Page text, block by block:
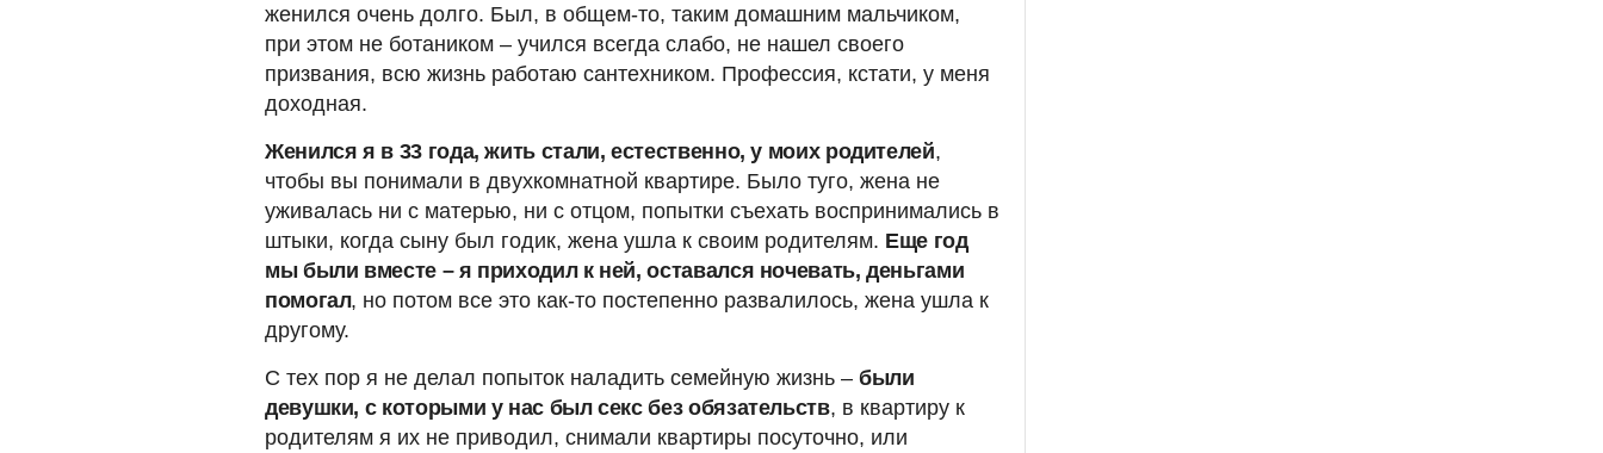
женился очень долго. Был, в общем-то, таким домашним мальчиком,
при этом не ботаником – учился всегда слабо, не нашел своего
призвания, всю жизнь работаю сантехником. Профессия, кстати, у меня
доходная.
Женился я в 33 года, жить стали, естественно, у моих родителей,
чтобы вы понимали в двухкомнатной квартире. Было туго, жена не
уживалась ни с матерью, ни с отцом, попытки съехать воспринимались в
штыки, когда сыну был годик, жена ушла к своим родителям. Еще год
мы были вместе – я приходил к ней, оставался ночевать, деньгами
помогал, но потом все это как-то постепенно развалилось, жена ушла к
другому.
С тех пор я не делал попыток наладить семейную жизнь – были
девушки, с которыми у нас был секс без обязательств, в квартиру к
родителям я их не приводил, снимали квартиры посуточно, или